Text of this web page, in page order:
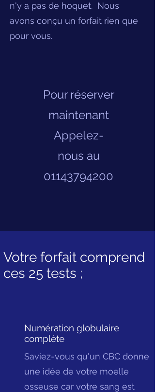
n'y a pas de hoquet. Nous
avons conçu un forfait rien que
pour vous.
Pour réserver
maintenant
Appelez-
nous au
01143794200
Votre forfait comprend
ces 25 tests ;
Numération globulaire
complète
Saviez-vous qu'un CBC donne
une idée de votre moelle
osseuse car votre sang est